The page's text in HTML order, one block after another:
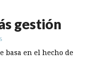
gestión
basa en el hecho de